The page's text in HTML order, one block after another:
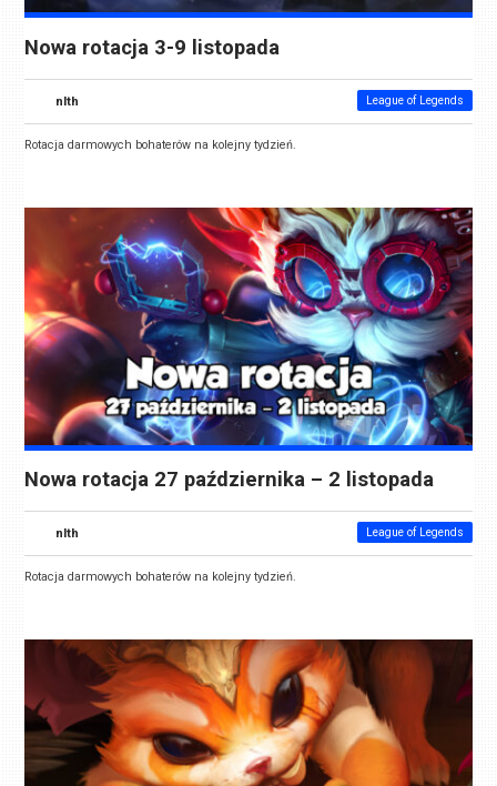
Nowa rotacja 3-9 listopada
nlth League of Legends
Rotacja darmowych bohaterów na kolejny tydzień.
Nowa rotacja 27 października – 2 listopada
nlth League of Legends
Rotacja darmowych bohaterów na kolejny tydzień.